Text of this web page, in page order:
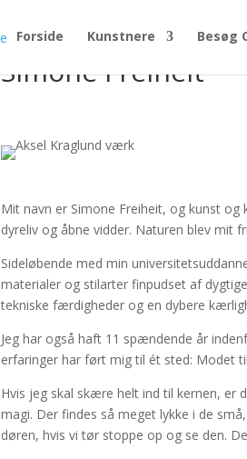
Forside Kunstnere Besøg
Simone Freiheit
Mit navn er Simone Freiheit, og kunst
dyreliv og åbne vidder. Naturen blev mit
Sideløbende med min
materialer og stilarter finpudset af
tekniske færdigheder og en dybere
Jeg har også haft 11 spændende år
erfaringer har ført mig til ét sted: Modet
Hvis jeg skal skære helt ind til kernen, er
magi. Der findes så meget lykke i de
døren, hvis vi tør stoppe op og se den.